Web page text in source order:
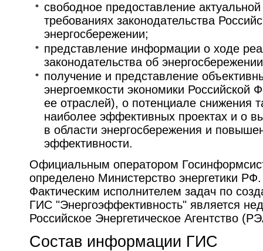
свободное предоставление
требованиях законодательства
энергосбережении;
представление информации о ходе
законодательства об
получение и представление
энергоемкости экономики Российской
ее отраслей), о потенциале снижения
наиболее эффективных проектах и о
в области энергосбережения и
эффективности.
Официальным оператором
определено Министерство энергетики РФ.
Фактическим исполнителем задач по
ГИС "Энергоэффективность" является
Российское Энергетическое Агентство
Состав информации ГИС